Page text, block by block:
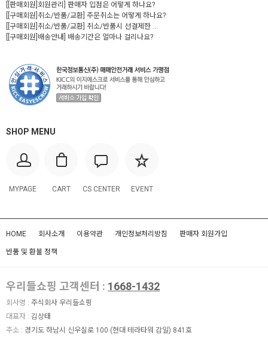
[[판매회원]회원관리] 판매자 입점은 어떻게 하나요?
[[구매회원]취소/반품/교환] 주문취소는 어떻게 하나요?
[[구매회원]취소/반품/교환] 취소/반품시 선결제한 ...
[[구매회원]배송안내] 배송기간은 얼마나 걸리나요?
SHOP MENU
MYPAGE CART CS CENTER EVENT
HOME 회사소개 이용약관 개인정보처리방침 판매자 회원가입
반품 및 환불 정책
우리들쇼핑 고객센터 : 1668-1432
회사명 : 주식회사 우리들쇼핑
대표자 : 김상태
주소 : 경기도 하남시 신우실로 100 (현대 테라타워 감일) 841호